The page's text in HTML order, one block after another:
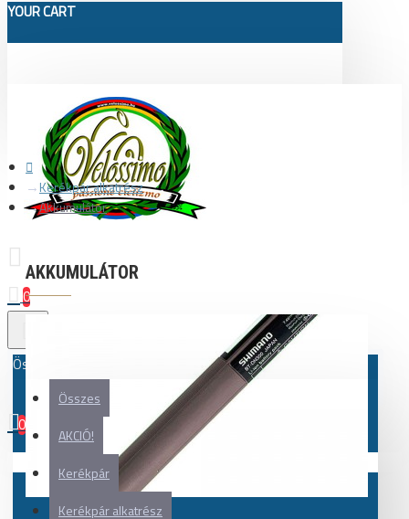
YOUR CART
0
Összes
Összes
AKCIÓ!
Kerékpár
Kerékpár alkatrész
0
Az Ön kosara üres!
Kerékpár alkatrész
Akkumulátor
AKKUMULÁTOR